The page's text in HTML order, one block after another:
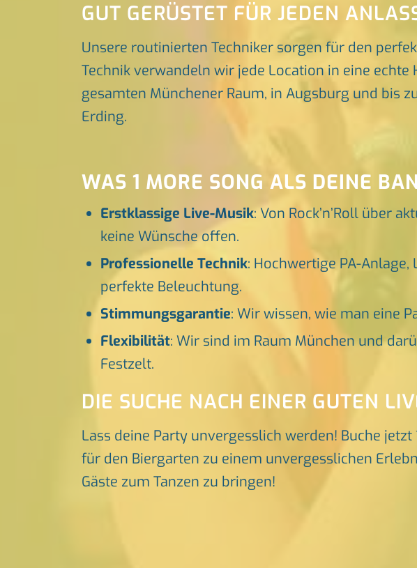
GUT GERÜSTET FÜR JEDEN
Unsere routinierten Techniker sorgen für den
Technik verwandeln wir jede Location in eine
gesamten Münchener Raum, in Augsburg und bis
Erding.
WAS 1 MORE SONG ALS DEINE
Erstklassige Live-Musik: Von Rock’n’Roll über
keine Wünsche offen.
Professionelle Technik: Hochwertige PA-
perfekte Beleuchtung.
Stimmungsgarantie: Wir wissen, wie man eine
Flexibilität: Wir sind im Raum München und
Festzelt.
DIE SUCHE NACH EINER GUTEN
Lass deine Party unvergesslich werden! Buche jetzt
für den Biergarten zu einem unvergesslichen
Gäste zum Tanzen zu bringen!